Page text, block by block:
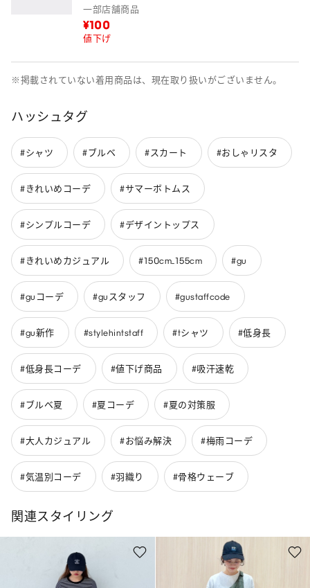
一部店舗商品
¥100
値下げ
※掲載されていない着用商品は、現在取り扱いがございません。
ハッシュタグ
#シャツ #ブルベ #スカート #おしゃリスタ
#きれいめコーデ #サマーボトムス
#シンプルコーデ #デザイントップス
#きれいめカジュアル #150cm_155cm #gu
#guコーデ #guスタッフ #gustaffcode
#gu新作 #stylehintstaff #tシャツ #低身長
#低身長コーデ #値下げ商品 #吸汗速乾
#ブルベ夏 #夏コーデ #夏の対策服
#大人カジュアル #お悩み解決 #梅雨コーデ
#気温別コーデ #羽織り #骨格ウェーブ
関連スタイリング